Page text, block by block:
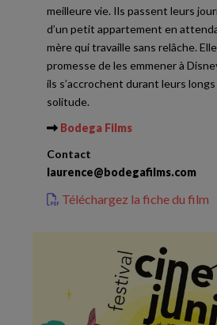
meilleure vie. Ils passent leurs
d’un petit appartement en
mère qui travaille sans relâche.
promesse de les emmener à
ils s’accrochent durant leurs
solitude.
Bodega Films
Contact
laurence@bodegafilms.com
Téléchargez la fiche du film